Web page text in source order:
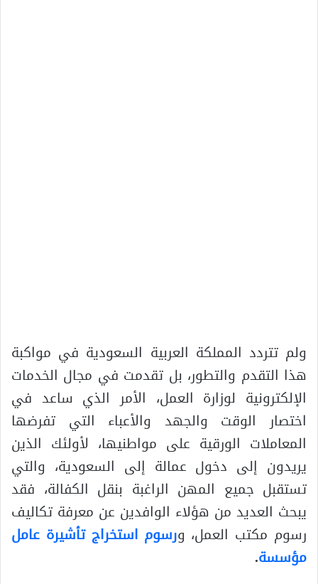
ولم تتردد المملكة العربية السعودية في مواكبة
هذا التقدم والتطور، بل تقدمت في مجال الخدمات
الإلكترونية لوزارة العمل، الأمر الذي ساعد في
اختصار الوقت والجهد والأعباء التي تفرضها
المعاملات الورقية على مواطنيها، لأولئك الذين
يريدون إلى دخول عمالة إلى السعودية، والتي
تستقبل جميع المهن الراغبة بنقل الكفالة، فقد
يبحث العديد من هؤلاء الوافدين عن معرفة تكاليف
رسوم مكتب العمل، ورسوم استخراج تأشيرة عامل
مؤسسة.